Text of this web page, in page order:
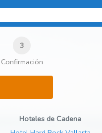
Confirmación
Hoteles de Cadena